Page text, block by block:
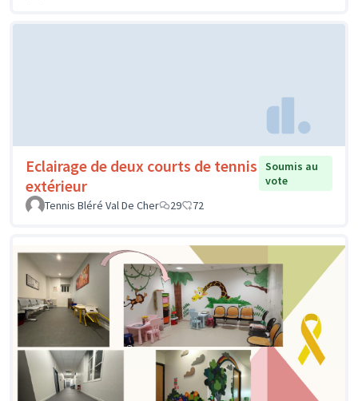
Eclairage de deux courts de tennis
extérieur
Soumis au
vote
Tennis Bléré Val De Cher
29 72